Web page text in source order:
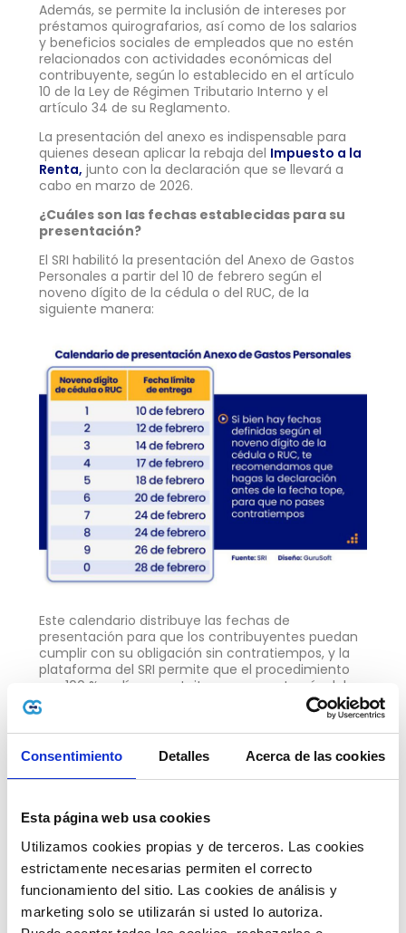
Consentimiento Detalles Acerca de las cookies
Esta página web usa cookies
Utilizamos cookies propias y de terceros. Las cookies
estrictamente necesarias permiten el correcto
funcionamiento del sitio. Las cookies de análisis y
marketing solo se utilizarán si usted lo autoriza.
Además, se permite la inclusión de intereses por
préstamos quirografarios, así como de los salarios
y beneficios sociales de empleados que no estén
relacionados con actividades económicas del
contribuyente, según lo establecido en el artículo
10 de la Ley de Régimen Tributario Interno y el
artículo 34 de su Reglamento.
La presentación del anexo es indispensable para
quienes desean aplicar la rebaja del Impuesto a la
Renta, junto con la declaración que se llevará a
cabo en marzo de 2026.
¿Cuáles son las fechas establecidas para su
presentación?
El SRI habilitó la presentación del Anexo de Gastos
Personales a partir del 10 de febrero según el
noveno dígito de la cédula o del RUC, de la
siguiente manera:
Este calendario distribuye las fechas de
presentación para que los contribuyentes puedan
cumplir con su obligación sin contratiempos, y la
plataforma del SRI permite que el procedimiento
sea 100 % en línea, gratuito y seguro a través del
SRI en línea.
Recuerda que presentar el anexo dentro del plazo
garantiza que los gastos registrados se tomen en
cuenta en la declaración anual y evita sanciones u
observaciones por parte de la autoridad tributaria.
¿Qué gastos personales se pueden declarar?
El SRI permite incluir dentro del Anexo de Gastos
Personales gastos que representan consumo
familiar y que cuentan con facturas electrónicas
válidas a tu nombre o al de tus cargas familiares
que pueden ser padres, hijos (hasta 21 años o con
discapacidad, sin límite de edad, siempre que